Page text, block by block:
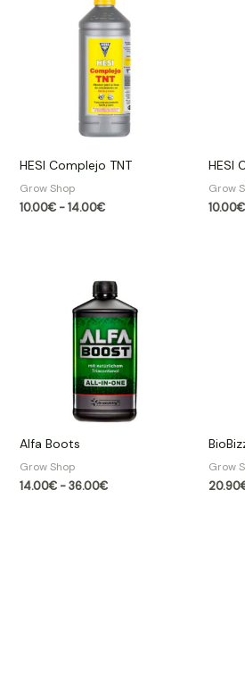
HESI Complejo TNT
Grow Shop​
10.00€ - 14.00€
precios:
desde
10.00€
hasta
14.00€
HESI
Grow
10.00€
Alfa Boots
Grow Shop​
14.00€ - 36.00€
precios:
desde
14.00€
hasta
36.00€
Grow
20.90